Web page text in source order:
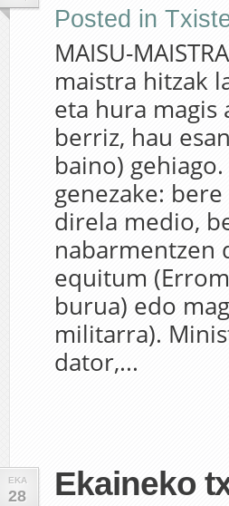
Posted in
MAISU-
maistra hitzak
eta hura
berriz, hau
baino)
genezake:
direla medio,
nabarmentzen
equitum
burua) edo
militarra).
dator,...
EKA
28 Ekaineko